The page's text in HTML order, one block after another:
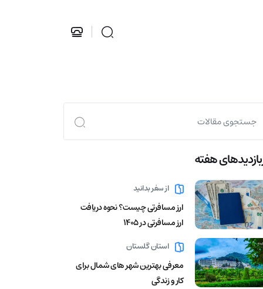
هفته
از سفر بدانید
ارز مسافرتی چیست؟ نحوه دریافت
ارز مسافرتی در 1405
استان گلستان
معرفی بهترین شهر های شمال برای
کار و زندگی